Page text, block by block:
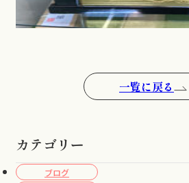
カテゴリー
ブログ
一覧に戻る